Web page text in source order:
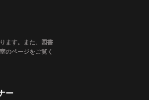
ます。また、図書
のページをご覧く
ー